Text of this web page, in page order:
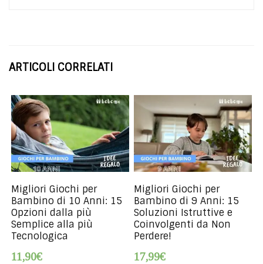
ARTICOLI CORRELATI
Migliori Giochi per
Bambino di 10 Anni: 15
Opzioni dalla più
Semplice alla più
Tecnologica
11,90€
Migliori Giochi per
Bambino di 9 Anni: 15
Soluzioni Istruttive e
Coinvolgenti da Non
Perdere!
17,99€